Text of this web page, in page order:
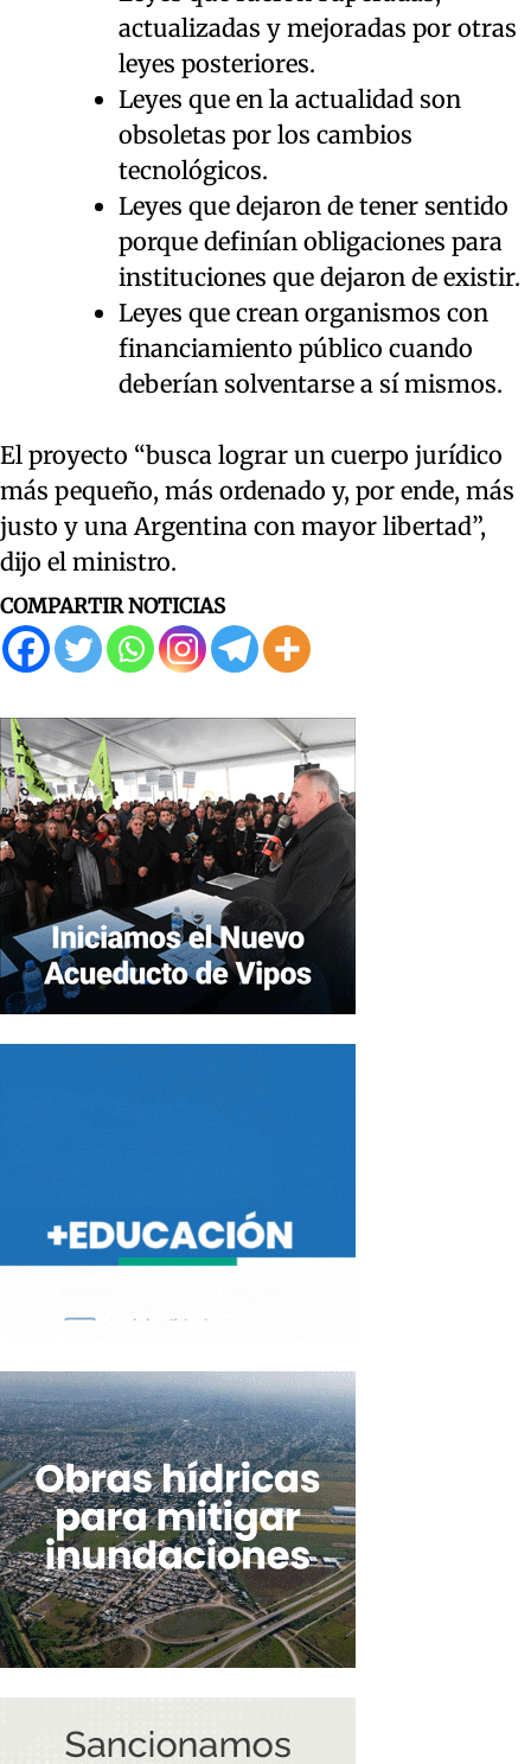
actualizadas y mejoradas por otras
leyes posteriores.
Leyes que en la actualidad son
obsoletas por los cambios
tecnológicos.
Leyes que dejaron de tener sentido
porque definían obligaciones para
instituciones que dejaron de existir.
Leyes que crean organismos con
financiamiento público cuando
deberían solventarse a sí mismos.
El proyecto “busca lograr un cuerpo jurídico
más pequeño, más ordenado y, por ende, más
justo y una Argentina con mayor libertad”,
dijo el ministro.
COMPARTIR NOTICIAS